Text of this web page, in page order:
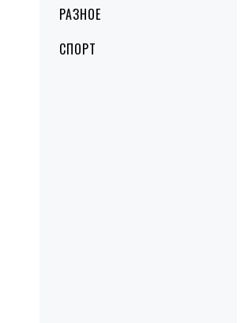
РАЗНОЕ
СПОРТ